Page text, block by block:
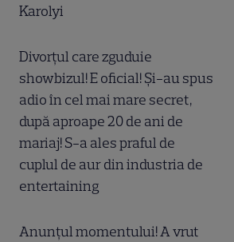
Karolyi
Divorțul care zguduie
showbizul! E oficial! Și-au spus
adio în cel mai mare secret,
după aproape 20 de ani de
mariaj! S-a ales praful de
cuplul de aur din industria de
entertaining
Anunțul momentului! A vrut